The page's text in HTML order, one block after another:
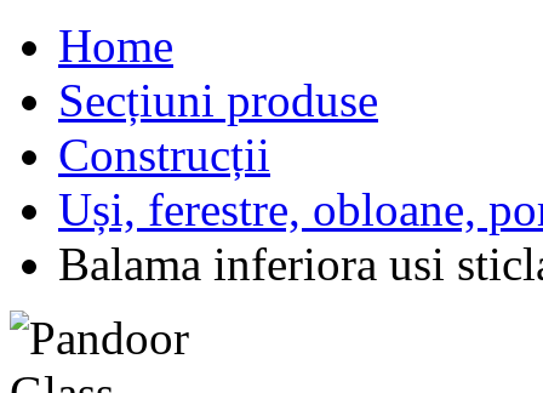
Home
Secțiuni produse
Construcții
Uși, ferestre, obloane,
Balama inferiora usi